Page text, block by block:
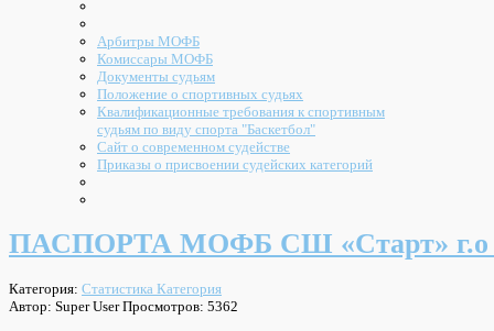
Арбитры МОФБ
Комиссары МОФБ
Документы судьям
Положение о спортивных судьях
Квалификационные требования к спортивным
судьям по виду спорта "Баскетбол"
Сайт о современном судействе
Приказы о присвоении судейских категорий
ПАСПОРТА МОФБ СШ «Старт» г.о
Категория: Статистика Категория
Автор: Super UserПросмотров: 5362